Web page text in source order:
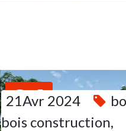
21
AVR 2024
21Avr 2024
bois construction,